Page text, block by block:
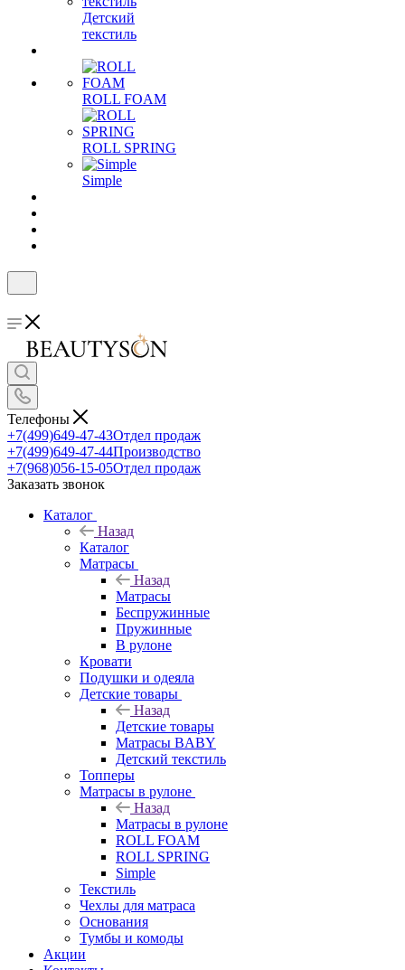
Детский
текстиль
ROLL FOAM
ROLL SPRING
Simple
Телефоны
+7(499)649-47-43Отдел продаж
+7(499)649-47-44Производство
+7(968)056-15-05Отдел продаж
Заказать звонок
Каталог
Назад
Каталог
Матрасы
Назад
Матрасы
Беспружинные
Пружинные
В рулоне
Кровати
Подушки и одеяла
Детские товары
Назад
Детские товары
Матрасы BABY
Детский текстиль
Топперы
Матрасы в рулоне
Назад
Матрасы в рулоне
ROLL FOAM
ROLL SPRING
Simple
Текстиль
Чехлы для матраса
Основания
Тумбы и комоды
Акции